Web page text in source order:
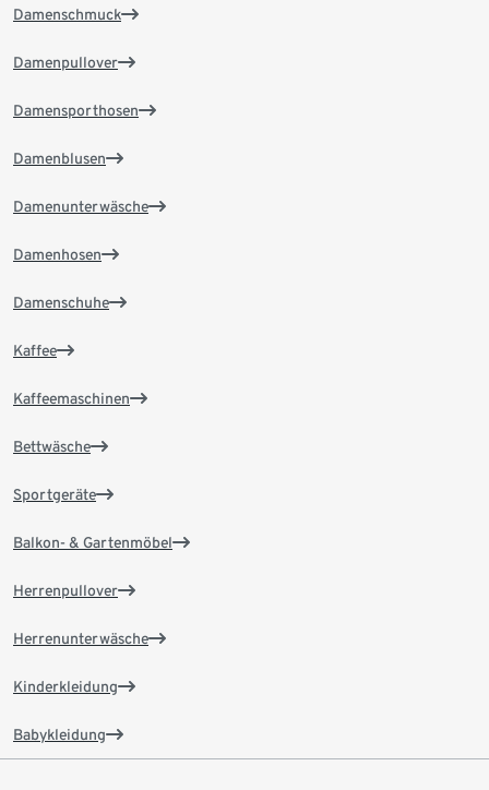
Damenschmuck
Damenpullover
Damensporthosen
Damenblusen
Damenunterwäsche
Damenhosen
Damenschuhe
Kaffee
Kaffeemaschinen
Bettwäsche
Sportgeräte
Balkon- & Gartenmöbel
Herrenpullover
Herrenunterwäsche
Kinderkleidung
Babykleidung